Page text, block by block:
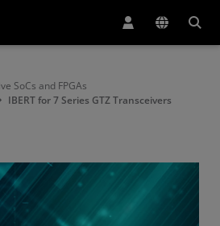
SoCs and FPGAs
IBERT for 7 Series GTZ Transceivers